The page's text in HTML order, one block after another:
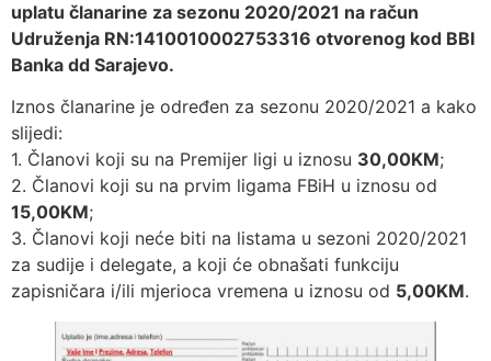
uplatu članarine za sezonu 2020/2021 na račun
Udruženja RN:1410010002753316 otvorenog kod BBI
Banka dd Sarajevo.
Iznos članarine je određen za sezonu 2020/2021 a kako
slijedi:
1. Članovi koji su na Premijer ligi u iznosu 30,00KM;
2. Članovi koji su na prvim ligama FBiH u iznosu od
15,00KM;
3. Članovi koji neće biti na listama u sezoni 2020/2021
za sudije i delegate, a koji će obnašati funkciju
zapisničara i/ili mjerioca vremena u iznosu od 5,00KM.